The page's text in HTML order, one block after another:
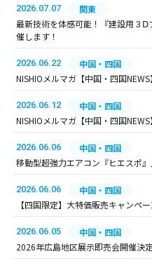
2026.07.07
関東
最新技術を体感可能！『建設用３
催します！
2026.06.22
中国・四国
NISHIOメルマガ【中国・四国
2026.06.12
中国・四国
NISHIOメルマガ【中国・四国
2026.06.06
中国・四国
移動型超強力エアコン『ヒエスポ』
2026.06.06
中国・四国
【四国限定】大特価販売キャンペー
2026.06.05
中国・四国
2026年広島地区展示即売会開催決